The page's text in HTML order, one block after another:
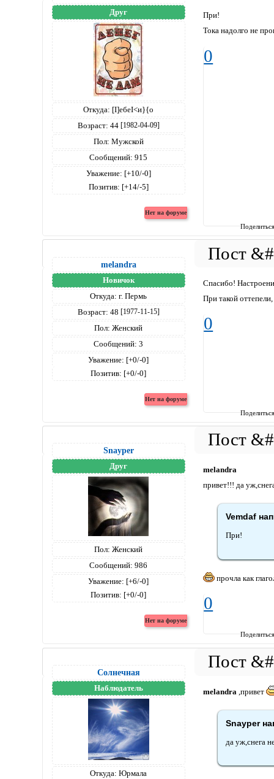
Друг
Откуда: [I]ебеI<и}{о
Возраст: 44 [1982-04-09]
Пол: Мужской
Сообщений: 915
Уважение: [+10/-0]
Позитив: [+14/-5]
При!
Тока надолго не
0
melandra
Новичок
Откуда: г. Пермь
Возраст: 48 [1977-11-15]
Пол: Женский
Сообщений: 3
Уважение: [+0/-0]
Позитив: [+0/-0]
Спасибо!
При такой
0
Snayper
Друг
Пол: Женский
Сообщений: 986
Уважение: [+6/-0]
Позитив: [+0/-0]
melandra
привет!!! да
Vemdaf
При!
прочла как
0
Солнечная
Наблюдатель
Откуда: Юрмала
melandra ,привет
Snayper
да уж,снега